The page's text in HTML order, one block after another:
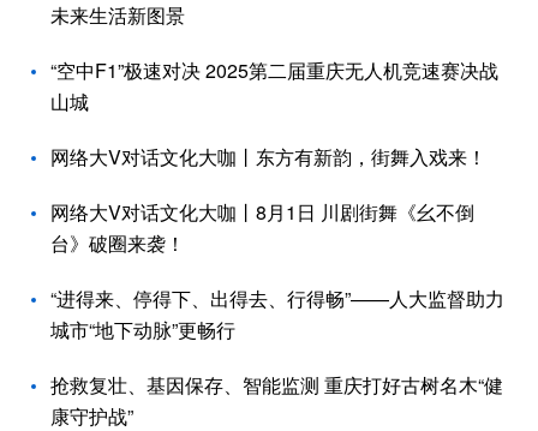
未来生活新图景
“空中F1”极速对决 2025第二届重庆无人机竞速赛决战
山城
网络大V对话文化大咖丨东方有新韵，街舞入戏来！
网络大V对话文化大咖丨8月1日 川剧街舞《幺不倒
台》破圈来袭！
“进得来、停得下、出得去、行得畅”——人大监督助力
城市“地下动脉”更畅行
抢救复壮、基因保存、智能监测 重庆打好古树名木“健
康守护战”